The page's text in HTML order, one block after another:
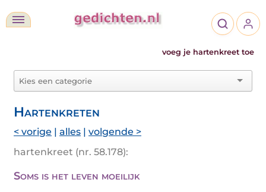
voeg je hartenkreet toe
Hartenkreten
< vorige | alles | volgende >
hartenkreet (nr. 58.178):
Soms is het leven moeilijk